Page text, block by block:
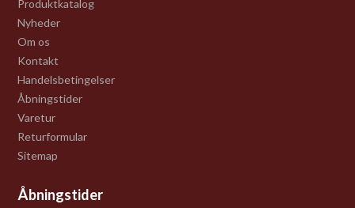
Produktkatalog
Nyheder
Om os
Kontakt
Handelsbetingelser
Åbningstider
Varetur
Returformular
Sitemap
Åbningstider